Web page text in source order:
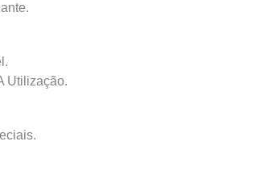
Utilização.